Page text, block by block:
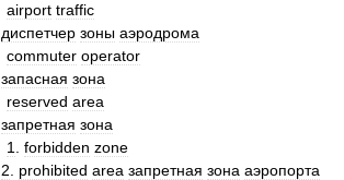
airport traffic
диспетчер зоны аэродрома
commuter operator
запасная зона
reserved area
запретная зона
1
forbidden zone
2
prohibited area запретная зона аэропорта